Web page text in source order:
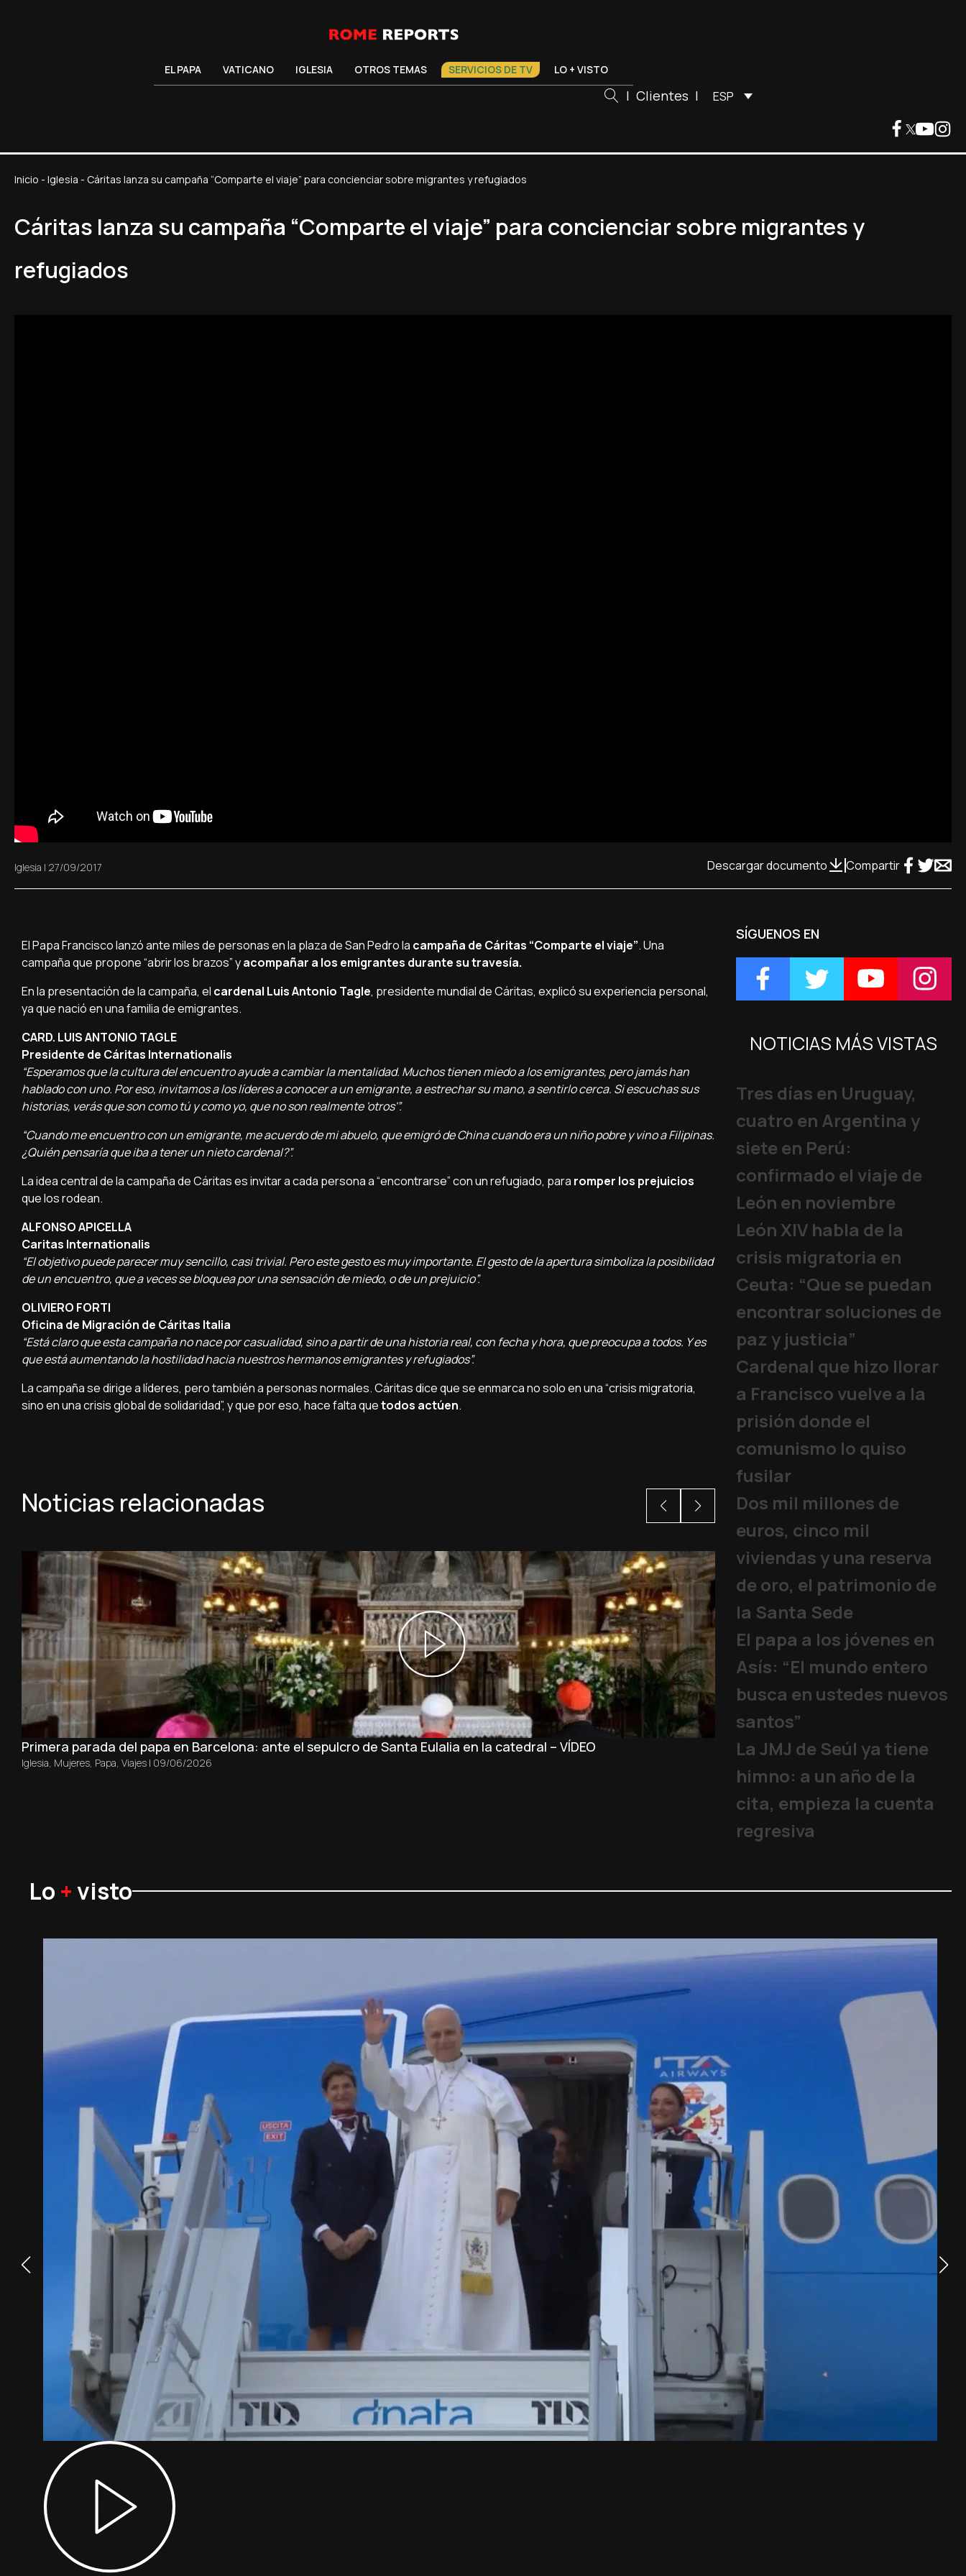
EL PAPA VATICANO IGLESIA OTROS TEMAS SERVICIOS DE TV LO + VISTO
| Clientes | ESP
Inicio - Iglesia - Cáritas lanza su campaña “Comparte el viaje” para concienciar sobre migrantes y refugiados
Cáritas lanza su campaña “Comparte el viaje” para concienciar sobre migrantes y
refugiados
Iglesia | 27/09/2017 Descargar documento Compartir
El Papa Francisco lanzó ante miles de personas en la plaza de San Pedro la campaña de Cáritas “Comparte el viaje”. Una
campaña que propone “abrir los brazos” yacompañar a los emigrantes durante su travesía.
En la presentación de la campaña, el cardenal Luis Antonio Tagle, presidente mundial de Cáritas, explicó su experiencia personal,
ya que nació en una familia de emigrantes.
CARD. LUIS ANTONIO TAGLE
Presidente de Cáritas Internationalis
“Esperamos que la cultura del encuentro ayude a cambiar la mentalidad. Muchos tienen miedo a los emigrantes, pero jamás han
hablado con uno. Por eso, invitamos a los líderes a conocer a un emigrante, a estrechar su mano, a sentirlo cerca. Si escuchas sus
historias, verás que son como tú y como yo, que no son realmente 'otros'”.
“Cuando me encuentro con un emigrante, me acuerdo de mi abuelo, que emigró de China cuando era un niño pobre y vino a Filipinas.
¿Quién pensaría que iba a tener un nieto cardenal?”.
La idea central de la campaña de Cáritas es invitar a cada persona a “encontrarse” con un refugiado, para romper los prejuicios
que los rodean.
ALFONSO APICELLA
Caritas Internationalis
“El objetivo puede parecer muy sencillo, casi trivial. Pero este gesto es muy importante. El gesto de la apertura simboliza la posibilidad
de un encuentro, que a veces se bloquea por una sensación de miedo, o de un prejuicio”.
OLIVIERO FORTI
Oficina de Migración de Cáritas Italia
“Está claro que esta campaña no nace por casualidad, sino a partir de una historia real, con fecha y hora, que preocupa a todos. Y es
que está aumentando la hostilidad hacia nuestros hermanos emigrantes y refugiados”.
La campaña se dirige a líderes, pero también a personas normales. Cáritas dice que se enmarca no solo en una “crisis migratoria,
sino en una crisis global de solidaridad”, y que por eso, hace falta quetodos actúen.
Noticias relacionadas
Primera parada del papa en Barcelona: ante el sepulcro de Santa Eulalia en la catedral – VÍDEO
Iglesia Mujeres Papa Viajes | 09/06/2026
15 años sin un
Iglesia
SÍGUENOS EN
NOTICIAS MÁS VISTAS
Tres días en Uruguay,
cuatro en Argentina y
siete en Perú:
confirmado el viaje de
León en noviembre
León XIV habla de la
crisis migratoria en
Ceuta: “Que se puedan
encontrar soluciones de
paz y justicia”
Cardenal que hizo llorar
a Francisco vuelve a la
prisión donde el
comunismo lo quiso
fusilar
Dos mil millones de
euros, cinco mil
viviendas y una reserva
de oro, el patrimonio de
la Santa Sede
El papa a los jóvenes en
Asís: “El mundo entero
busca en ustedes nuevos
santos”
La JMJ de Seúl ya tiene
himno: a un año de la
cita, empieza la cuenta
regresiva
Lo +visto